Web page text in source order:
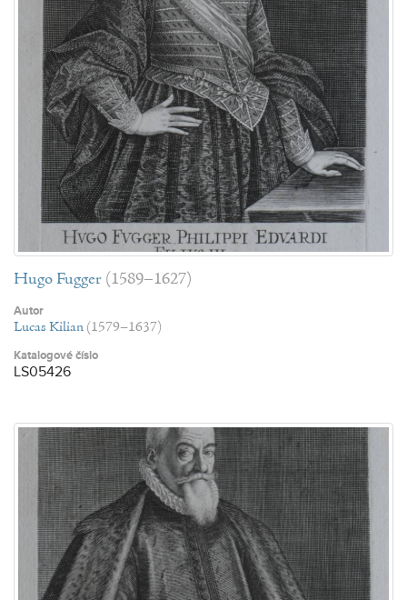
Hugo Fugger (1589–1627)
Autor
Lucas Kilian (1579–1637)
Katalogové číslo
LS05426